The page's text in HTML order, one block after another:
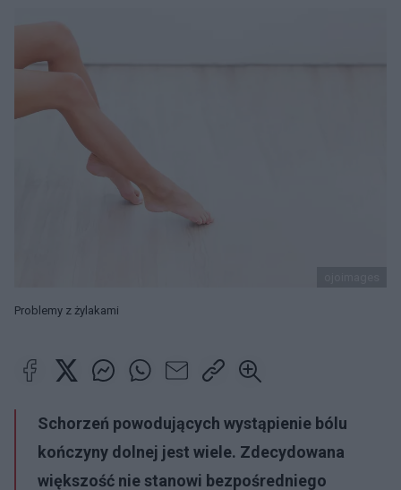
Problemy z żylakami
Schorzeń powodujących wystąpienie bólu
kończyny dolnej jest wiele. Zdecydowana
większość nie stanowi bezpośredniego